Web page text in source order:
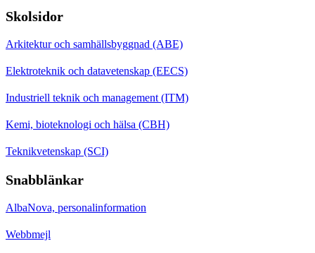
Skolsidor
Arkitektur och samhällsbyggnad (ABE)
Elektroteknik och datavetenskap (EECS)
Industriell teknik och management (ITM)
Kemi, bioteknologi och hälsa (CBH)
Teknikvetenskap (SCI)
Snabblänkar
AlbaNova, personalinformation
Webbmejl